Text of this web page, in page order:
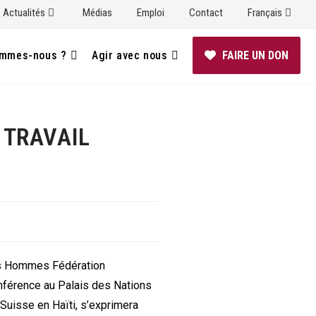
Actualités Médias Emploi Contact Français
nous ? Agir avec nous FAIRE UN DON
Hommes Fédération
au Palais des Nations
en Haïti, s’exprimera